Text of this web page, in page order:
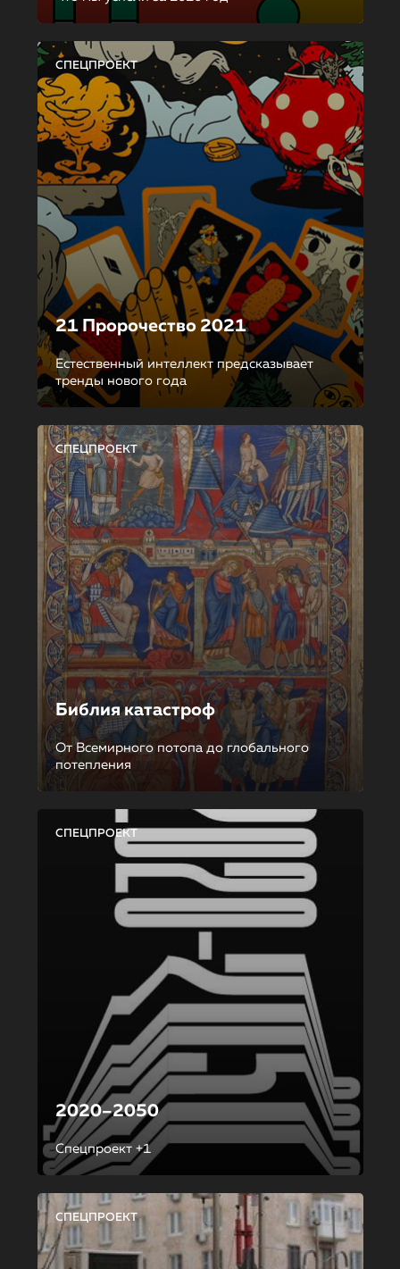
СПЕЦПРОЕКТ
21 Пророчество 2021
Естественный интеллект предсказывает
тренды нового года
СПЕЦПРОЕКТ
Библия катастроф
От Всемирного потопа до глобального
потепления
СПЕЦПРОЕКТ
2020–2050
Спецпроект +1
СПЕЦПРОЕКТ